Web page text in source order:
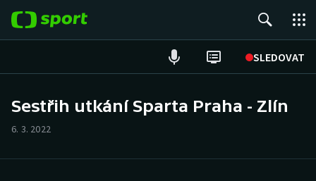
SLEDOVAT
Hokej
Tenis
Sestřih utkání Sparta Praha - Zlín
6. 3. 2022